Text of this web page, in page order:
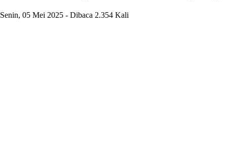
Senin, 05 Mei 2025 - Dibaca 2.354 Kali